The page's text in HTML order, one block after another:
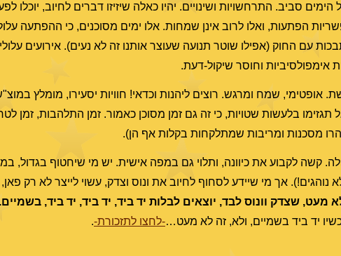
סביב. התרחשויות ושינויים. יהיו כאלה שיזיזו דברים לחיוב, יוכלו
הפתעות, ואלו לרוב אינן שמחות. אלו ימים מסוכנים, כי ההפתעה
עם החוק (אפילו שוטר תנועה שעוצר אותנו זה לא נעים). אירועים
אימפולסיביות וחוסר שיקול-דעת.
אופטימי, שמח ומרגש. רוצים ליהנות וכדאי! חוויות יסעירו, מומלץ
בלעשות שטויות, כי זה גם זמן מסוכן כאמור. זמן התלהבות, זמן
מסכנות ומריבות שמתלקחות בקלות אף הן).
קשה לקבוע את כיוונה, ותלוי גם במפה אישית. יש מי שיחטוף בגדול,
אך מי שיידע לסחוף לחיוב את ונוס וצדק, עשוי לייצר לא רק
מעט, שצדק וונוס לבד, יוצאים לבלות יד ביד, יד ביד, יד ביד, בשמיים.
יד ביד בשמיים, ולא, זה לא מעט…-לחצו לתזכורת-.